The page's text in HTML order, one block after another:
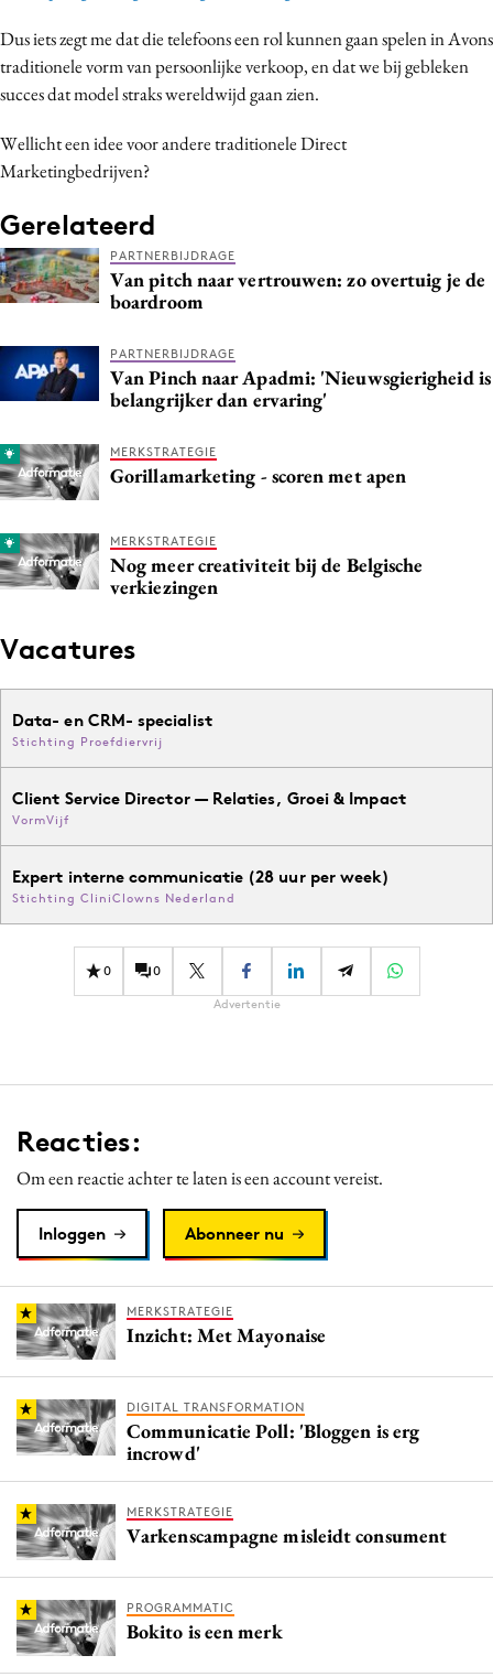
Dus iets zegt me dat die telefoons een rol kunnen gaan spelen in Avons
traditionele vorm van persoonlijke verkoop, en dat we bij gebleken
succes dat model straks wereldwijd gaan zien.
Wellicht een idee voor andere traditionele Direct
Marketingbedrijven?
Gerelateerd
PARTNERBIJDRAGE
Van pitch naar vertrouwen: zo overtuig je de
boardroom
PARTNERBIJDRAGE
Van Pinch naar Apadmi: 'Nieuwsgierigheid is
belangrijker dan ervaring'
MERKSTRATEGIE
Gorillamarketing - scoren met apen
MERKSTRATEGIE
Nog meer creativiteit bij de Belgische
verkiezingen
Vacatures
Data- en CRM- specialist
Stichting Proefdiervrij
Client Service Director — Relaties, Groei & Impact
VormVijf
Expert interne communicatie (28 uur per week)
Stichting CliniClowns Nederland
0 0
Advertentie
Reacties:
Om een reactie achter te laten is een account vereist.
Inloggen Abonneer nu
MERKSTRATEGIE
Inzicht: Met Mayonaise
DIGITAL TRANSFORMATION
Communicatie Poll: 'Bloggen is erg
incrowd'
MERKSTRATEGIE
Varkenscampagne misleidt consument
PROGRAMMATIC
Bokito is een merk